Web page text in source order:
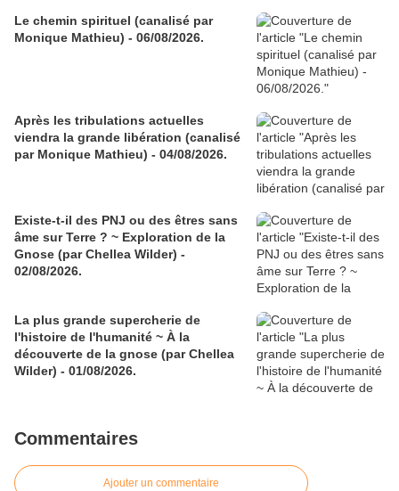
Le chemin spirituel (canalisé par
Monique Mathieu) - 06/08/2026.
Après les tribulations actuelles
viendra la grande libération (canalisé
par Monique Mathieu) - 04/08/2026.
Existe-t-il des PNJ ou des êtres sans
âme sur Terre ? ~ Exploration de la
Gnose (par Chellea Wilder) -
02/08/2026.
La plus grande supercherie de
l'histoire de l'humanité ~ À la
découverte de la gnose (par Chellea
Wilder) - 01/08/2026.
Commentaires
Ajouter un commentaire